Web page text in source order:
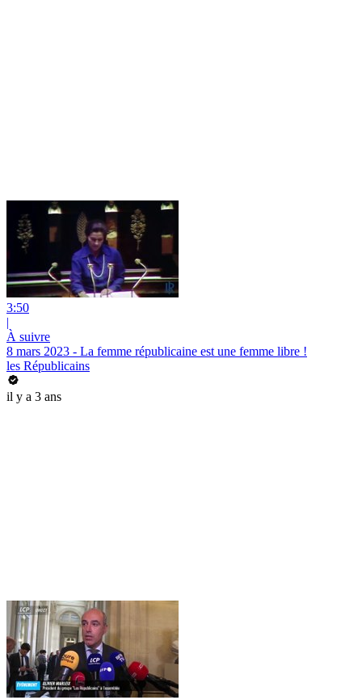
3:50
|
À suivre
8 mars 2023 - La femme républicaine est une femme libre !
les Républicains
il y a 3 ans